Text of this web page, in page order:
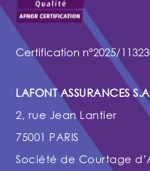
Certification n°2025/
LAFONT ASSURANCES
2, rue Jean Lantier
75001 PARIS
Société de Courtage